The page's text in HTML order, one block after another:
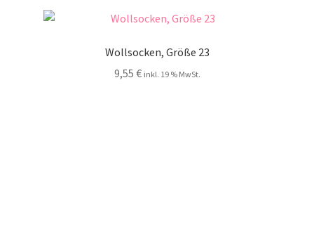
Wollsocken, Größe 23
9,55 € inkl. 19 % MwSt.